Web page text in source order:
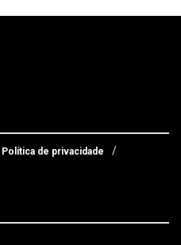
Política de privacidade